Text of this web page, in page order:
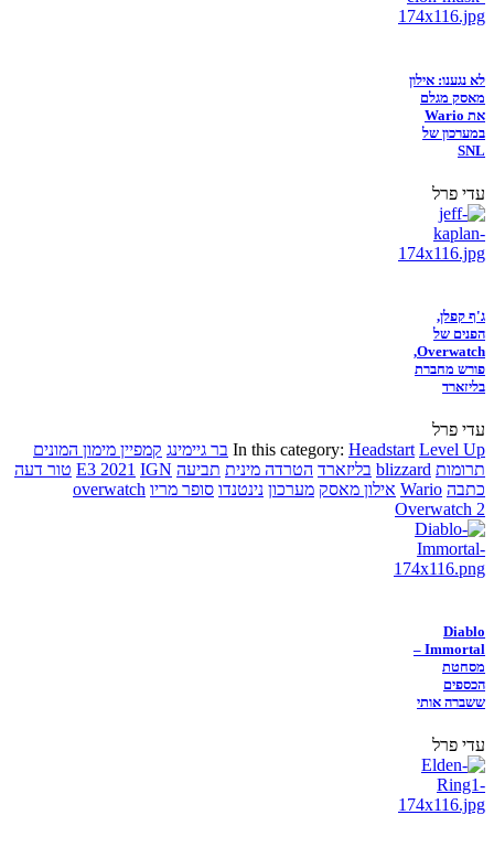
לא נגענו: אילון
מאסק מגלם
את Wario
במערכון של
SNL
עדי פרל
ג'ף קפלן,
הפנים של
Overwatch,
פורש מחברת
בליזארד
עדי פרל
In this category: Headstart Level Up בר גיימינג קמפיין מימון המונים
תרומות blizzard בליזארד הטרדה מינית תביעה E3 2021 IGN
טור דעה
כתבה Wario אילון מאסק מערכון נינטנדו סופר מריו overwatch
Overwatch 2
Diablo
Immortal –
מסחטת
הכספים
ששברה אותי
עדי פרל